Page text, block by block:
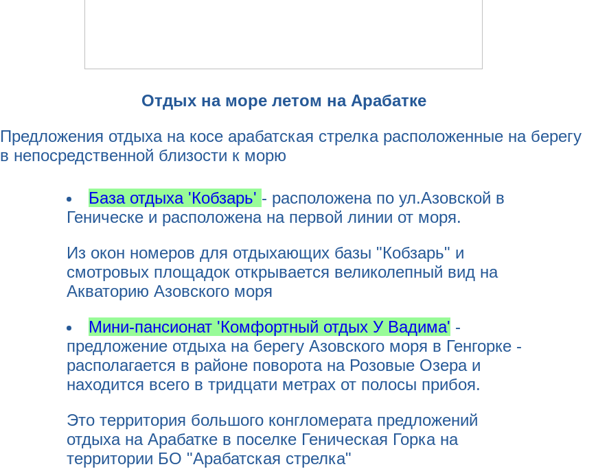
Отдых на море летом на Арабатке
Предложения отдыха на косе арабатская стрелка расположенные на берегу
в непосредственной близости к морю
База отдыха 'Кобзарь' - расположена по ул.Азовской в
Геническе и расположена на первой линии от моря.
Из окон номеров для отдыхающих базы "Кобзарь" и
смотровых площадок открывается великолепный вид на
Акваторию Азовского моря
Мини-пансионат 'Комфортный отдых У Вадима' -
предложение отдыха на берегу Азовского моря в Генгорке -
располагается в районе поворота на Розовые Озера и
находится всего в тридцати метрах от полосы прибоя.
Это территория большого конгломерата предложений
отдыха на Арабатке в поселке Геническая Горка на
территории БО "Арабатская стрелка"